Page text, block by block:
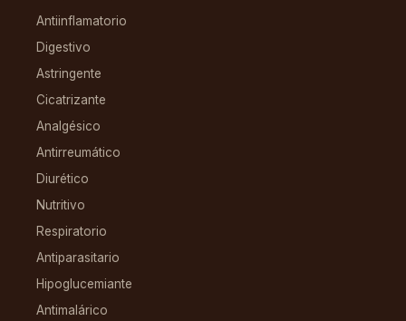
Antiinflamatorio
Digestivo
Astringente
Cicatrizante
Analgésico
Antirreumático
Diurético
Nutritivo
Respiratorio
Antiparasitario
Hipoglucemiante
Antimalárico